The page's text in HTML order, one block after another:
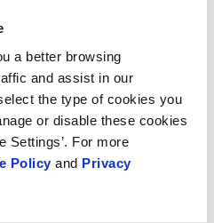
a better browsing
and assist in our
the type of cookies you
or disable these cookies
Settings’. For more
Policy and Privacy